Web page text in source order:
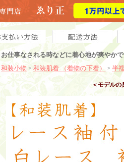
お仕事なされる時などに着心地が爽やか
和装小物 > 和装肌着 （着物の下着） > 半
＜モデルの